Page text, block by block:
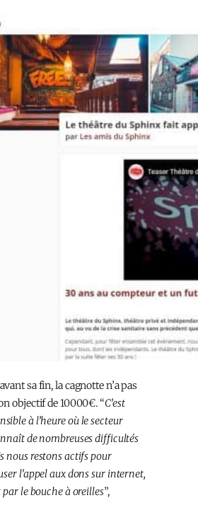
sa fin, la cagnotte n’a pas
objectif de 10000€. “C’est
à l’heure où le secteur
de nombreuses difficultés
nous restons actifs pour
l’appel aux dons sur internet,
par le bouche à oreilles”,